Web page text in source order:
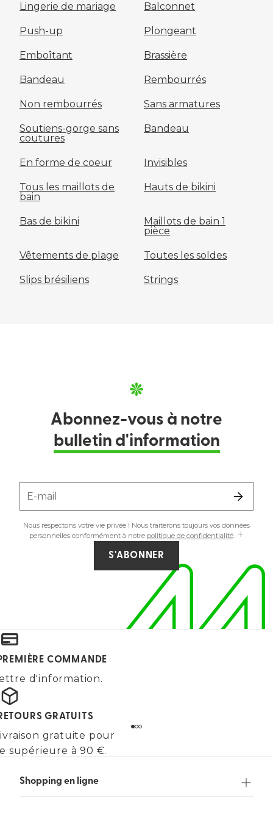
Lingerie de mariage Balconnet
Push-up Plongeant
Emboîtant Brassière
Bandeau Rembourrés
Non rembourrés Sans armatures
Soutiens-gorge sans
coutures
Bandeau
En forme de coeur Invisibles
Tous les maillots de
bain
Hauts de bikini
Bas de bikini
Maillots de bain 1
pièce
Vêtements de plage Toutes les soldes
Slips brésiliens Strings
Abonnez-vous à notre
bulletin d'information
E-mail
Nous respectons votre vie privée ! Nous traiterons toujours vos données
personnelles conformément à notre politique de confidentialité.
S'ABONNER
COMMANDE
d'information.
GRATUITS
gratuite pour
supérieure à 90 €.
Shopping en ligne